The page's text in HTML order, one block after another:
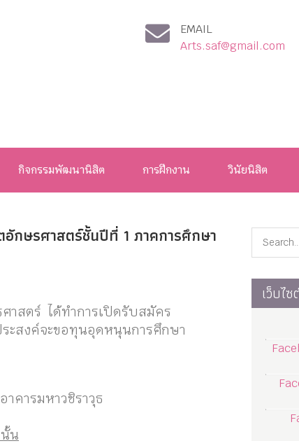
EMAIL
Arts.saf@gmail.com
กิจกรรมพัฒนานิสิต การฝึกงาน วินัยนิสิต
กษรศาสตร์ชั้นปีที่ 1 ภาคการศึกษา
าสตร์ ได้ทำการเปิดรับสมัคร
สงค์จะขอทุนอุดหนุนการศึกษา
คารมหาวชิราวุธ
น
เว็บไ